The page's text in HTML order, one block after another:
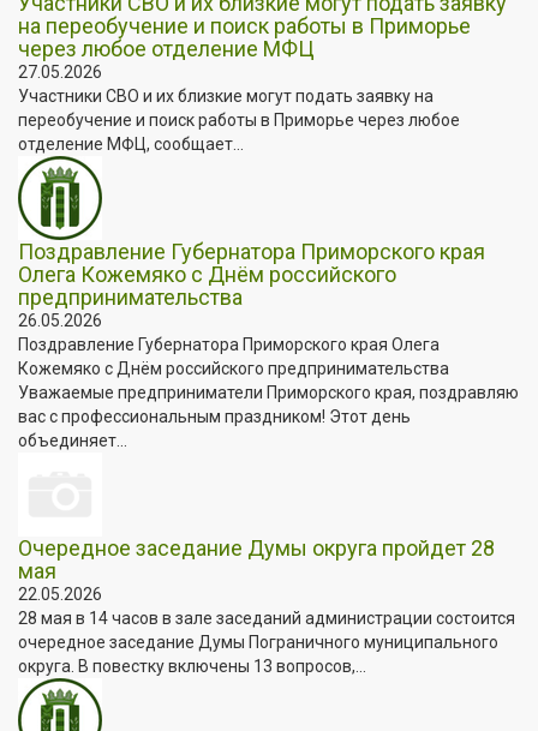
на переобучение и поиск работы в Приморье
через любое отделение МФЦ
27.05.2026
Участники СВО и их близкие могут подать заявку на
переобучение и поиск работы в Приморье через любое
отделение МФЦ, сообщает...
Поздравление Губернатора Приморского края
Олега Кожемяко с Днём российского
предпринимательства
26.05.2026
Поздравление Губернатора Приморского края Олега
Кожемяко с Днём российского предпринимательства
Уважаемые предприниматели Приморского края, поздравляю
вас с профессиональным праздником! Этот день
объединяет...
Очередное заседание Думы округа пройдет 28
мая
22.05.2026
28 мая в 14 часов в зале заседаний администрации состоится
очередное заседание Думы Пограничного муниципального
округа. В повестку включены 13 вопросов,...